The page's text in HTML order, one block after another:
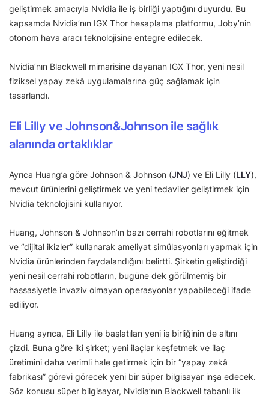
geliştirmek amacıyla Nvidia ile iş birliği yaptığını duyurdu. Bu
kapsamda Nvidia’nın IGX Thor hesaplama platformu, Joby’nin
otonom hava aracı teknolojisine entegre edilecek.
Nvidia’nın Blackwell mimarisine dayanan IGX Thor, yeni nesil
fiziksel yapay zekâ uygulamalarına güç sağlamak için
tasarlandı.
Eli Lilly ve Johnson&Johnson ile sağlık
alanında ortaklıklar
Ayrıca Huang’a göre Johnson & Johnson (JNJ) ve Eli Lilly (LLY),
mevcut ürünlerini geliştirmek ve yeni tedaviler geliştirmek için
Nvidia teknolojisini kullanıyor.
Huang, Johnson & Johnson’ın bazı cerrahi robotlarını eğitmek
ve “dijital ikizler” kullanarak ameliyat simülasyonları yapmak için
Nvidia ürünlerinden faydalandığını belirtti. Şirketin geliştirdiği
yeni nesil cerrahi robotların, bugüne dek görülmemiş bir
hassasiyetle invaziv olmayan operasyonlar yapabileceği ifade
ediliyor.
Huang ayrıca, Eli Lilly ile başlatılan yeni iş birliğinin de altını
çizdi. Buna göre iki şirket; yeni ilaçlar keşfetmek ve ilaç
üretimini daha verimli hale getirmek için bir “yapay zekâ
fabrikası” görevi görecek yeni bir süper bilgisayar inşa edecek.
Söz konusu süper bilgisayar, Nvidia’nın Blackwell tabanlı ilk